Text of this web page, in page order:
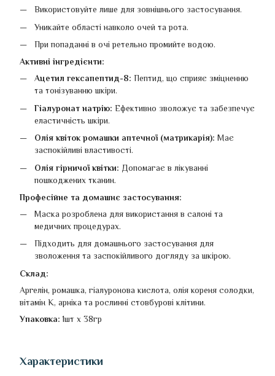
Використовуйте лише для зовнішнього застосування.
Уникайте області навколо очей та рота.
При попаданні в очі ретельно промийте водою.
Активні інгредієнти:
Ацетил гексапептид-8: Пептид, що сприяє зміцненню
та тонізуванню шкіри.
Гіалуронат натрію: Ефективно зволожує та забезпечує
еластичність шкіри.
Олія квіток ромашки аптечної (матрикарія): Має
заспокійливі властивості.
Олія гірничої квітки: Допомагає в лікуванні
пошкоджених тканин.
Професійне та домашнє застосування:
Маска розроблена для використання в салоні та
медичних процедурах.
Підходить для домашнього застосування для
зволоження та заспокійливого догляду за шкірою.
Склад:
Аргелін, ромашка, гіалуронова кислота, олія кореня солодки,
вітамін К, арніка та рослинні стовбурові клітини.
Упаковка: 1шт x 38гр
Характеристики